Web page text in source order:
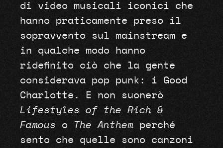
di video musicali iconici che
hanno praticamente preso il
sopravvento sul mainstream e
in qualche modo hanno
ridefinito ciò che la gente
considerava pop punk: i Good
Charlotte. E non suonerò
Lifestyles of the Rich &
Famous o The Anthemperché
sento che quelle sono canzoni